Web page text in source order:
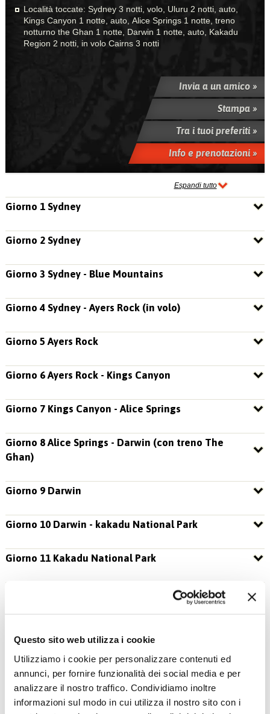
Questo sito web utilizza i cookie
Utilizziamo i cookie per personalizzare contenuti ed
annunci, per fornire funzionalità dei social media e per
analizzare il nostro traffico. Condividiamo inoltre
informazioni sul modo in cui utilizza il nostro sito con i
Località toccate: Sydney 3 notti, volo, Uluru 2 notti, auto,
Kings Canyon 1 notte, auto, Alice Springs 1 notte, treno
notturno the Ghan 1 notte, Darwin 1 notte, auto, Kakadu
Region 2 notti, in volo Cairns 3 notti
Invia a un amico »
Stampa »
Tra i tuoi preferiti »
Info e prenotazioni »
Espandi tutto
Giorno 1 Sydney
Giorno 2 Sydney
Giorno 3 Sydney - Blue Mountains
Giorno 4 Sydney - Ayers Rock (in volo)
Giorno 5 Ayers Rock
Giorno 6 Ayers Rock - Kings Canyon
Giorno 7 Kings Canyon - Alice Springs
Giorno 8 Alice Springs - Darwin (con treno The
Ghan)
Giorno 9 Darwin
Giorno 10 Darwin - kakadu National Park
Giorno 11 Kakadu National Park
Giorno 12 Kakadu National Park - Darwin (in auto) -
Giorno 13 Cairns
Giorno 14 Cairns
Giorno 15 Cairns